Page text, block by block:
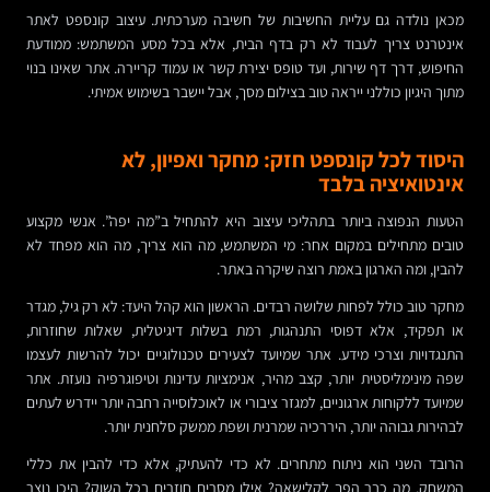
מכאן נולדה גם עליית החשיבות של חשיבה מערכתית. עיצוב קונספט לאתר
אינטרנט צריך לעבוד לא רק בדף הבית, אלא בכל מסע המשתמש: ממודעת
החיפוש, דרך דף שירות, ועד טופס יצירת קשר או עמוד קריירה. אתר שאינו בנוי
מתוך היגיון כוללני ייראה טוב בצילום מסך, אבל יישבר בשימוש אמיתי.
היסוד לכל קונספט חזק: מחקר ואפיון, לא
אינטואיציה בלבד
הטעות הנפוצה ביותר בתהליכי עיצוב היא להתחיל ב”מה יפה”. אנשי מקצוע
טובים מתחילים במקום אחר: מי המשתמש, מה הוא צריך, מה הוא מפחד לא
להבין, ומה הארגון באמת רוצה שיקרה באתר.
מחקר טוב כולל לפחות שלושה רבדים. הראשון הוא קהל היעד: לא רק גיל, מגדר
או תפקיד, אלא דפוסי התנהגות, רמת בשלות דיגיטלית, שאלות שחוזרות,
התנגדויות וצרכי מידע. אתר שמיועד לצעירים טכנולוגיים יכול להרשות לעצמו
שפה מינימליסטית יותר, קצב מהיר, אנימציות עדינות וטיפוגרפיה נועזת. אתר
שמיועד ללקוחות ארגוניים, למגזר ציבורי או לאוכלוסייה רחבה יותר יידרש לעתים
לבהירות גבוהה יותר, היררכיה שמרנית ושפת ממשק סלחנית יותר.
הרובד השני הוא ניתוח מתחרים. לא כדי להעתיק, אלא כדי להבין את כללי
המשחק. מה כבר הפך לקלישאה? אילו מסרים חוזרים בכל השוק? היכן נוצר